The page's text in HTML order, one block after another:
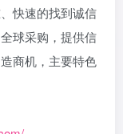
快速的找到诚信
球采购，提供信
商机，主要特色